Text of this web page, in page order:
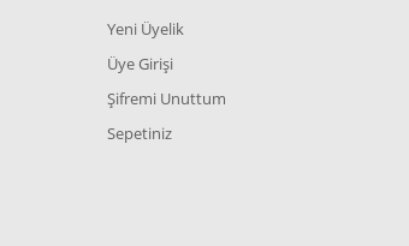
Yeni Üyelik
Üye Girişi
Şifremi Unuttum
Sepetiniz